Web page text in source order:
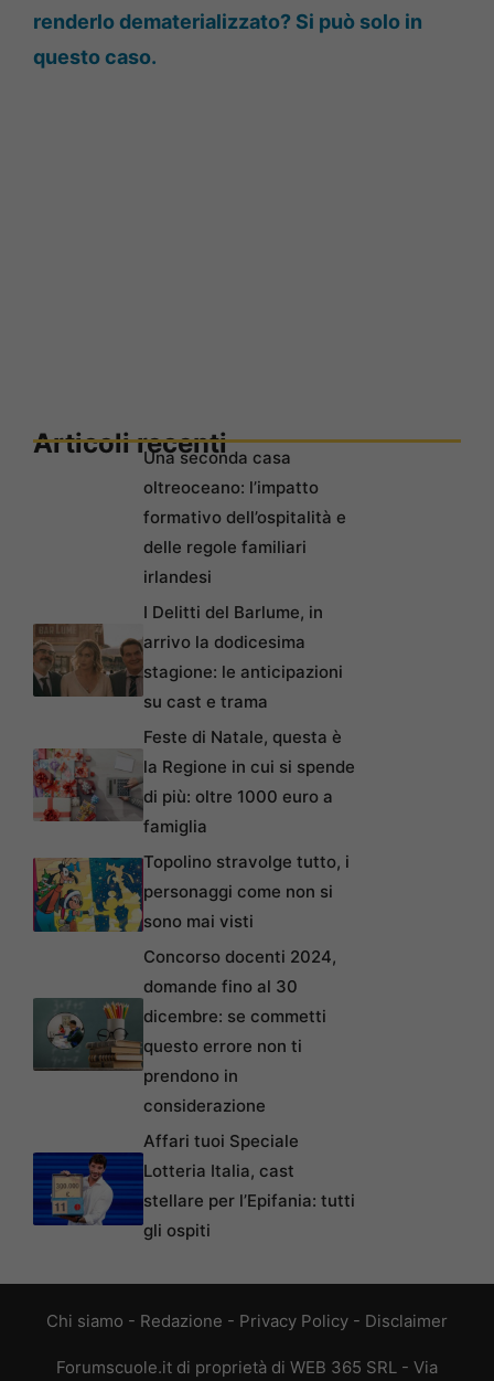
renderlo dematerializzato? Si può solo in
questo caso.
Articoli recenti
Una seconda casa
oltreoceano: l’impatto
formativo dell’ospitalità e
delle regole familiari
irlandesi
I Delitti del Barlume, in
arrivo la dodicesima
stagione: le anticipazioni
su cast e trama
Feste di Natale, questa è
la Regione in cui si spende
di più: oltre 1000 euro a
famiglia
Topolino stravolge tutto, i
personaggi come non si
sono mai visti
Concorso docenti 2024,
domande fino al 30
dicembre: se commetti
questo errore non ti
prendono in
considerazione
Affari tuoi Speciale
Lotteria Italia, cast
stellare per l’Epifania: tutti
gli ospiti
Chi siamo - Redazione - Privacy Policy - Disclaimer
Forumscuole.it di proprietà di WEB 365 SRL - Via